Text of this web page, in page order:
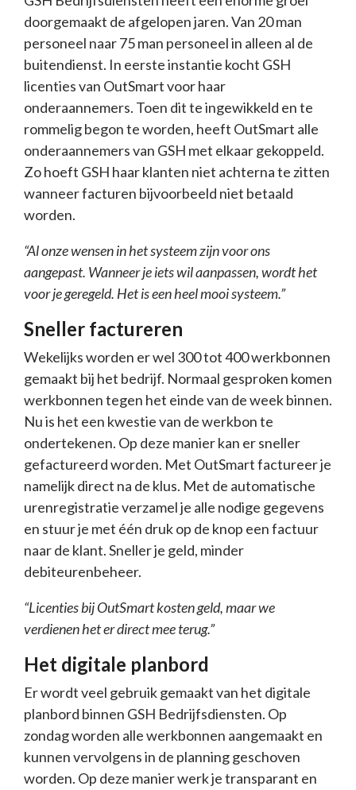
doorgemaakt de afgelopen jaren. Van 20 man
personeel naar 75 man personeel in alleen al de
buitendienst. In eerste instantie kocht GSH
licenties van OutSmart voor haar
onderaannemers. Toen dit te ingewikkeld en te
rommelig begon te worden, heeft OutSmart alle
onderaannemers van GSH met elkaar gekoppeld.
Zo hoeft GSH haar klanten niet achterna te zitten
wanneer facturen bijvoorbeeld niet betaald
worden.
“Al onze wensen in het systeem zijn voor ons
aangepast. Wanneer je iets wil aanpassen, wordt het
voor je geregeld. Het is een heel mooi systeem.”
Sneller factureren
Wekelijks worden er wel 300 tot 400 werkbonnen
gemaakt bij het bedrijf. Normaal gesproken komen
werkbonnen tegen het einde van de week binnen.
Nu is het een kwestie van de werkbon te
ondertekenen. Op deze manier kan er sneller
gefactureerd worden. Met OutSmart factureer je
namelijk direct na de klus. Met de automatische
urenregistratie verzamel je alle nodige gegevens
en stuur je met één druk op de knop een factuur
naar de klant. Sneller je geld, minder
debiteurenbeheer.
“Licenties bij OutSmart kosten geld, maar we
verdienen het er direct mee terug.”
Het digitale planbord
Er wordt veel gebruik gemaakt van het digitale
planbord binnen GSH Bedrijfsdiensten. Op
zondag worden alle werkbonnen aangemaakt en
kunnen vervolgens in de planning geschoven
worden. Op deze manier werk je transparant en